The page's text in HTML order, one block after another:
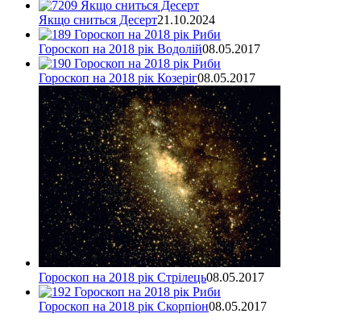
Якщо сниться Десерт21.10.2024
Гороскоп на 2018 рік Водолій08.05.2017
Гороскоп на 2018 рік Козеріг08.05.2017
Гороскоп на 2018 рік Стрілець08.05.2017
Гороскоп на 2018 рік Скорпіон08.05.2017